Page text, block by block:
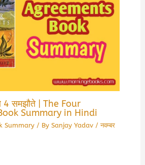
4 समझौते | The Four
Summary in Hindi
Summary/ By Sanjay Yadav /नवम्बर